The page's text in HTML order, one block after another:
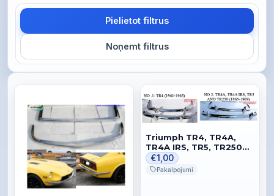
Pielietot filtrus
Noņemt filtrus
Triumph TR4, TR4A,
TR4A IRS, TR5, TR250
(1965-1969) Bumper
€1,00
Pakalpojumi